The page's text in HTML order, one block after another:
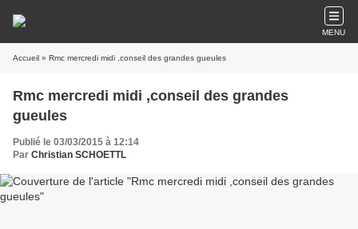
MENU
Accueil » Rmc mercredi midi ,conseil des grandes gueules
Rmc mercredi midi ,conseil des grandes
gueules
Publié le 03/03/2015 à 12:14
Par Christian SCHOETTL